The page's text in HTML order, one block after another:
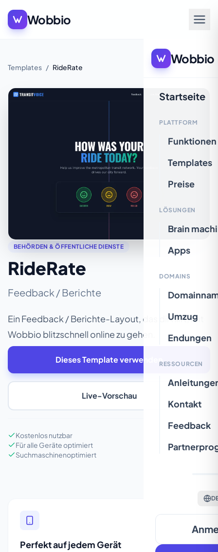
Wobbio
Wobbio
Startseite
PLATTFORM
Funktionen
Templates
Preise
LÖSUNGEN
Brain
Apps
DOMAINS
Umzug
Endungen
RESSOURCEN
Kontakt
Feedback
Templates / RideRate
BEHÖRDEN & ÖFFENTLICHE DIENSTE
RideRate
Feedback / Berichte
Ein Feedback / Berichte-Layout, das dir hilft, mit
Wobbio blitzschnell online zu gehen.
Dieses Template verwenden
Live-Vorschau
Kostenlos nutzbar
Für alle Geräte optimiert
Suchmaschinenoptimiert
Perfekt auf jedem Gerät